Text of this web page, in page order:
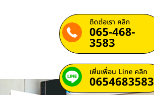
ติดต่อเรา คลิก
065-468-
3583
เพิ่มเพื่อน Line คลิก
0654683583